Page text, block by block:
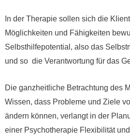
In der Therapie sollen sich die
Möglichkeiten und Fähigkeiten
Selbsthilfepotential, also das
und so die Verantwortung für das
Die ganzheitliche Betrachtung des
Wissen, dass Probleme und Ziele
ändern können, verlangt in der
einer Psychotherapie Flexibilität